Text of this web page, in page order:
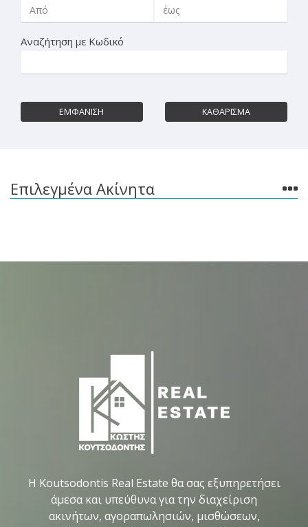
Αναζήτηση με Κωδικό
ΕΜΦΑΝΙΣΗ ΚΑΘΑΡΙΣΜΑ
Επιλεγμένα Ακίνητα
Η Koutsodontis Real Estate θα σας εξυπηρετήσει
άμεσα και υπεύθυνα για την διαχείριση
ακινήτων, αγοραπωλησιών, μισθώσεων,